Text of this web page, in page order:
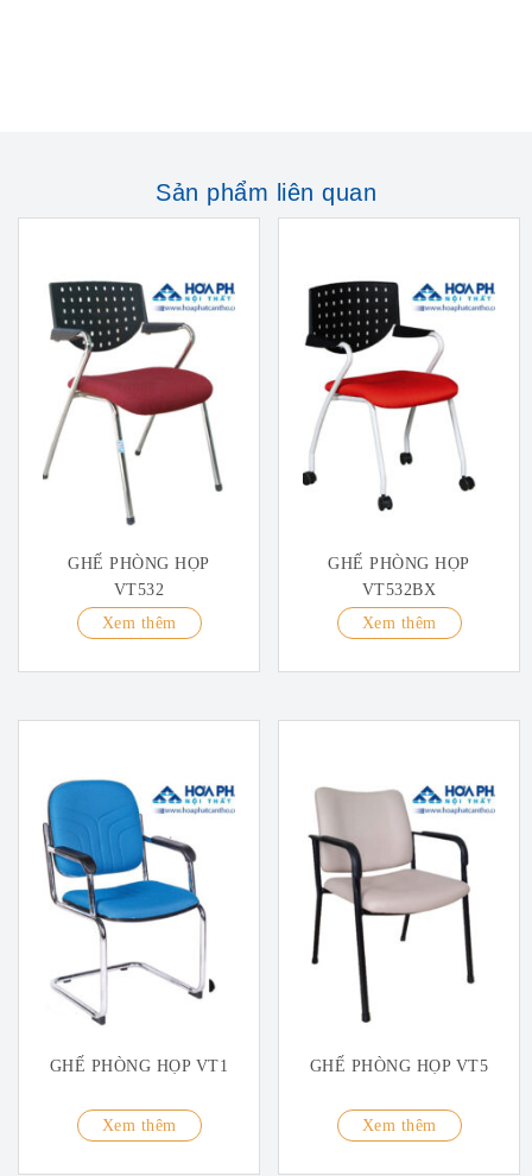
Sản phẩm liên quan
GHẾ PHÒNG HỌP
VT532
Xem thêm
GHẾ PHÒNG HỌP
VT532BX
Xem thêm
GHẾ PHÒNG HỌP VT1
Xem thêm
GHẾ PHÒNG HỌP VT5
Xem thêm